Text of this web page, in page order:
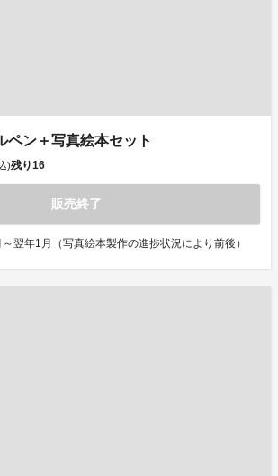
ペン＋写真絵本セット
)残り16
販売終了
翌年1月（写真絵本製作の進捗状況により前後）